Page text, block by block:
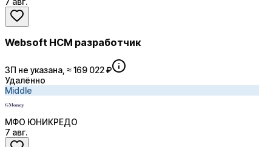
Websoft HCM разработчик
ЗП не указана, ≈ 169 022 ₽
Удалённо
Middle
МФО ЮНИКРЕДО
7 авг.